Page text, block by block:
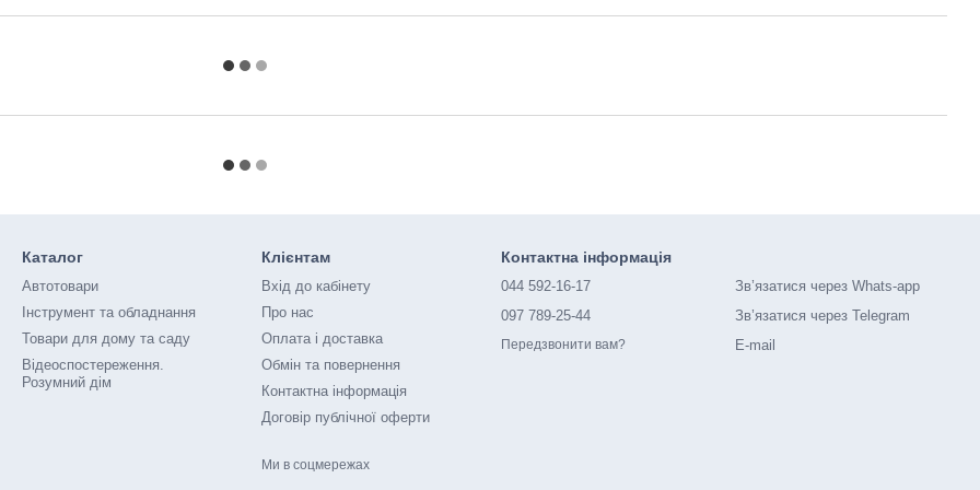
Каталог
Автотовари
Інструмент та обладнання
Товари для дому та саду
Відеоспостереження.
Розумний дім
Клієнтам
Вхід до кабінету
Про нас
Оплата і доставка
Обмін та повернення
Контактна інформація
Договір публічної оферти
Ми в соцмережах
Контактна інформація
044 592-16-17
097 789-25-44
Передзвонити вам?
Зв’язатися через Whats-app
Зв’язатися через Telegram
E-mail